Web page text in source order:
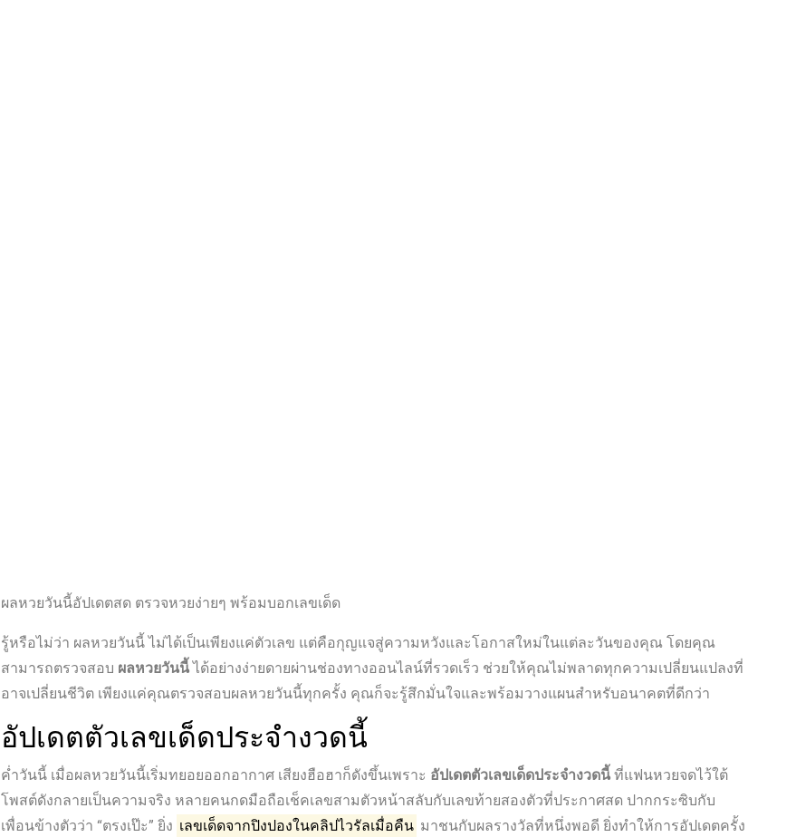
ผลหวยวันนี้อัปเดตสด ตรวจหวยง่ายๆ พร้อมบอกเลขเด็ด
รู้หรือไม่ว่า ผลหวยวันนี้ ไม่ได้เป็นเพียงแค่ตัวเลข แต่คือกุญแจสู่ความหวังและโอกาสใหม่ในแต่ละวันของคุณ โดยคุณ
สามารถตรวจสอบ ผลหวยวันนี้ได้อย่างง่ายดายผ่านช่องทางออนไลน์ที่รวดเร็ว ช่วยให้คุณไม่พลาดทุกความเปลี่ยนแปลงที่
อาจเปลี่ยนชีวิต เพียงแค่คุณตรวจสอบผลหวยวันนี้ทุกครั้ง คุณก็จะรู้สึกมั่นใจและพร้อมวางแผนสำหรับอนาคตที่ดีกว่า
อัปเดตตัวเลขเด็ดประจำงวดนี้
ค่ำวันนี้ เมื่อผลหวยวันนี้เริ่มทยอยออกอากาศ เสียงฮือฮาก็ดังขึ้นเพราะ อัปเดตตัวเลขเด็ดประจำงวดนี้ที่แฟนหวยจดไว้ใต้
โพสต์ดังกลายเป็นความจริง หลายคนกดมือถือเช็คเลขสามตัวหน้าสลับกับเลขท้ายสองตัวที่ประกาศสด ปากกระซิบกับ
เพื่อนข้างตัวว่า “ตรงเป๊ะ” ยิ่ง เลขเด็ดจากปิงปองในคลิปไวรัลเมื่อคืน มาชนกับผลรางวัลที่หนึ่งพอดี ยิ่งทำให้การอัปเดตครั้ง